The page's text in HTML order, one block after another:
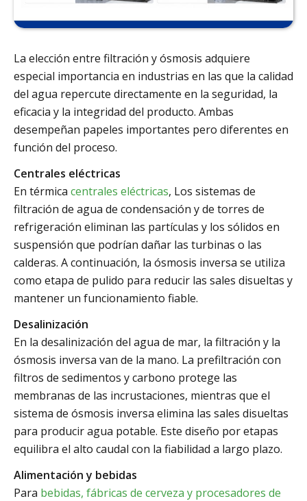
La elección entre filtración y ósmosis adquiere
especial importancia en industrias en las que la calidad
del agua repercute directamente en la seguridad, la
eficacia y la integridad del producto. Ambas
desempeñan papeles importantes pero diferentes en
función del proceso.
Centrales eléctricas
En térmica centrales eléctricas, Los sistemas de
filtración de agua de condensación y de torres de
refrigeración eliminan las partículas y los sólidos en
suspensión que podrían dañar las turbinas o las
calderas. A continuación, la ósmosis inversa se utiliza
como etapa de pulido para reducir las sales disueltas y
mantener un funcionamiento fiable.
Desalinización
En la desalinización del agua de mar, la filtración y la
ósmosis inversa van de la mano. La prefiltración con
filtros de sedimentos y carbono protege las
membranas de las incrustaciones, mientras que el
sistema de ósmosis inversa elimina las sales disueltas
para producir agua potable. Este diseño por etapas
equilibra el alto caudal con la fiabilidad a largo plazo.
Alimentación y bebidas
Para bebidas, fábricas de cerveza y procesadores de